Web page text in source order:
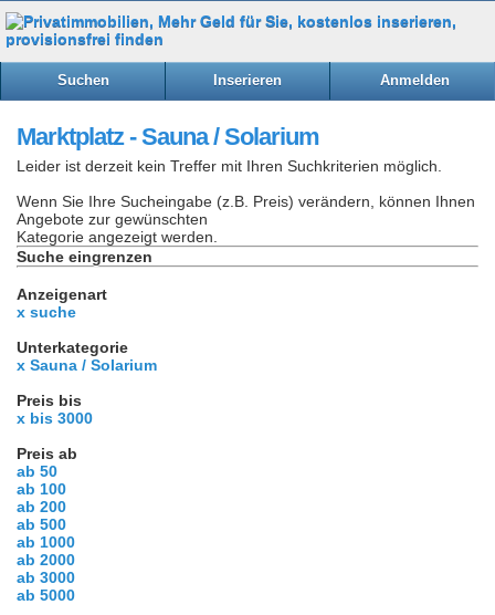
Suchen Inserieren Anmelden
Marktplatz - Sauna / Solarium
Leider ist derzeit kein Treffer mit Ihren Suchkriterien möglich.
Wenn Sie Ihre Sucheingabe (z.B. Preis) verändern, können Ihnen
Angebote zur gewünschten
Kategorie angezeigt werden.
Suche eingrenzen
Anzeigenart
x suche
Unterkategorie
x Sauna / Solarium
Preis bis
x bis 3000
Preis ab
ab 50
ab 100
ab 200
ab 500
ab 1000
ab 2000
ab 3000
ab 5000